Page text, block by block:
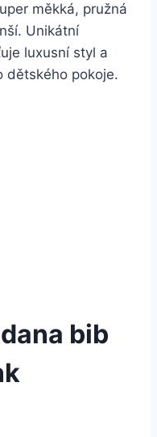
měkká, pružná
Unikátní
luxusní styl a
dětského pokoje.
bib